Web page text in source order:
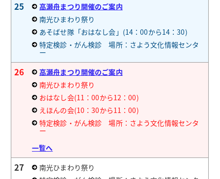
25
高瀬舟まつり開催のご案内
南光ひまわり祭り
あそばせ隊「おはなし会」(14：00から14：30)
特定検診・がん検診 場所：さよう文化情報センタ
ー
26
高瀬舟まつり開催のご案内
南光ひまわり祭り
おはなし会(11：00から12：00)
えほんの会(10：30から11：00)
特定検診・がん検診 場所：さよう文化情報センタ
ー
一覧へ
27
南光ひまわり祭り